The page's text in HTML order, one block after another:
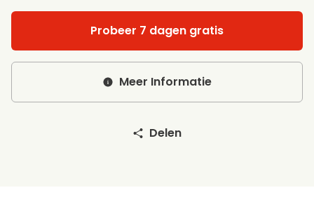
Probeer 7 dagen gratis
Meer Informatie
Delen